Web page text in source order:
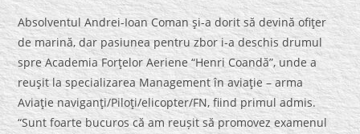
Absolventul Andrei-Ioan Coman şi-a dorit să devină ofiţer
de marină, dar pasiunea pentru zbor i-a deschis drumul
spre Academia Forţelor Aeriene “Henri Coandă”, unde a
reuşit la specializarea Management în aviaţie – arma
Aviaţie naviganţi/Piloţi/elicopter/FN, fiind primul admis.
“Sunt foarte bucuros că am reușit să promovez examenul